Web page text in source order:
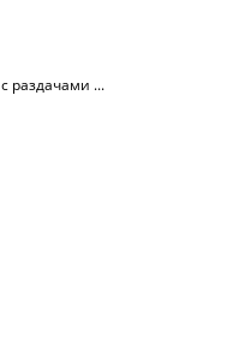
раздачами ...